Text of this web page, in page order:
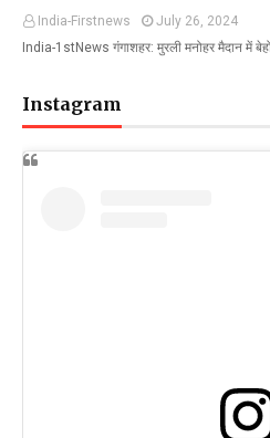
India-Firstnews
July 26, 2024
India-1stNews गंगाशहर: मुरली मनोहर मैदान में
Instagram